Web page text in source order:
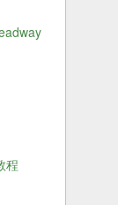
程